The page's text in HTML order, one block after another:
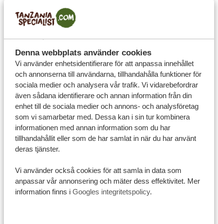
Denna webbplats använder cookies
Vi använder enhetsidentifierare för att anpassa innehållet
och annonserna till användarna, tillhandahålla funktioner för
sociala medier och analysera vår trafik. Vi vidarebefordrar
även sådana identifierare och annan information från din
enhet till de sociala medier och annons- och analysföretag
som vi samarbetar med. Dessa kan i sin tur kombinera
informationen med annan information som du har
tillhandahållit eller som de har samlat in när du har använt
deras tjänster.
Vi använder också cookies för att samla in data som
anpassar vår annonsering och mäter dess effektivitet. Mer
information finns i Googles integritetspolicy.
Kläder i Tanzania: en färgstark
mix av tradition, kultur och
mode